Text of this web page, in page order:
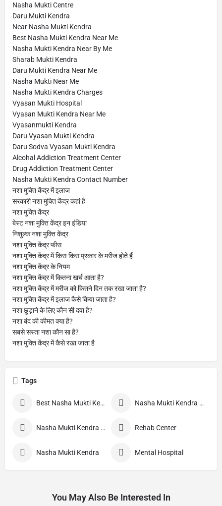
Nasha Mukti Centre
Daru Mukti Kendra
Near Nasha Mukti Kendra
Best Nasha Mukti Kendra Near Me
Nasha Mukti Kendra Near By Me
Sharab Mukti Kendra
Daru Mukti Kendra Near Me
Nasha Mukti Near Me
Nasha Mukti Kendra Charges
Vyasan Mukti Hospital
Vyasan Mukti Kendra Near Me
Vyasanmukti Kendra
Daru Vyasan Mukti Kendra
Daru Sodva Vyasan Mukti Kendra
Alcohal Addiction Treatment Center
Drug Addiction Treatment Center
Nasha Mukti Kendra Contact Number
नशा मुक्ति केंद्र में इलाज
सरकारी नशा मुक्ति केंद्र कहां है
नशा मुक्ति केंद्र
बेस्ट नशा मुक्ति केंद्र इन इंडिया
निशुल्क नशा मुक्ति केंद्र
नशा मुक्ति केंद्र फीस
नशा मुक्ति केंद्र में किस-किस प्रकार के मरीज होते हैं
नशा मुक्ति केंद्र के नियम
नशा मुक्ति केंद्र में कितना खर्च आता है?
नशा मुक्ति केंद्र में मरीज को कितने दिन तक रखा जाता है?
नशा मुक्ति केंद्र में इलाज कैसे किया जाता है?
नशा छुड़ाने के लिए कौन सी दवा है?
नशा बंद की कीमत क्या है?
सबसे सस्ता नशा कौन सा है?
नशा मुक्ति केंद्र में कैसे रखा जाता है
Tags
Best Nasha Mukti Kendra Nasha Mukti Kendra Nepal
Nasha Mukti Kendra Morang Rehab Center
Nasha Mukti Kendra Mental Hospital
You May Also Be Interested In